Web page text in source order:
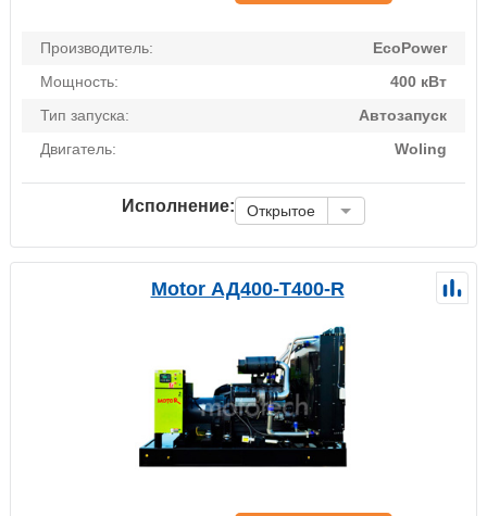
Производитель:
EcoPower
Мощность:
400 кВт
Тип запуска:
Автозапуск
Двигатель:
Woling
Исполнение: Открытое
Motor АД400-Т400-R